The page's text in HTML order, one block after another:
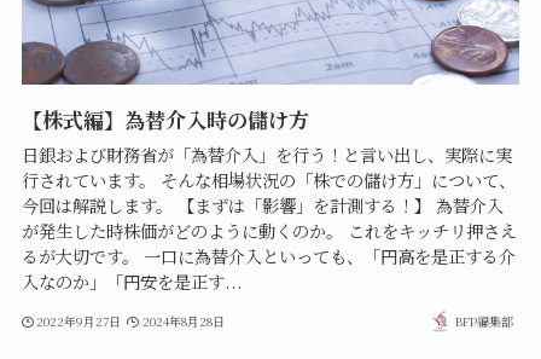
【株式編】為替介入時の儲け方
日銀および財務省が「為替介入」を行う！と言い出し、実際に実
行されています。 そんな相場状況の「株での儲け方」について、
今回は解説します。 【まずは「影響」を計測する！】 為替介入
が発生した時株価がどのように動くのか。 これをキッチリ押さえ
るが大切です。 一口に為替介入といっても、「円高を是正する介
入なのか」「円安を是正す...
2022年9月27日 2024年8月28日 BFP編集部